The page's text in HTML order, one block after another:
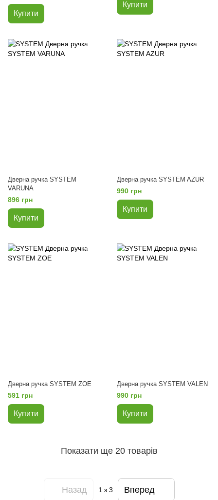
Купити
Купити
Дверна ручка SYSTEM
VARUNA
896 грн
Купити
Дверна ручка SYSTEM AZUR
990 грн
Купити
Дверна ручка SYSTEM ZOE
591 грн
Купити
Дверна ручка SYSTEM VALEN
990 грн
Купити
Показати ще 20 товарів
Назад 1з 3 Вперед